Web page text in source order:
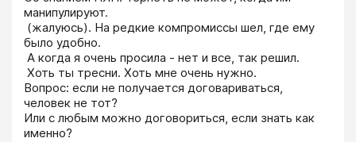
манипулируют.
было удобно.
Вопрос: если не получается договариваться,
человек не тот?
Или с любым можно договориться, если знать как
именно?